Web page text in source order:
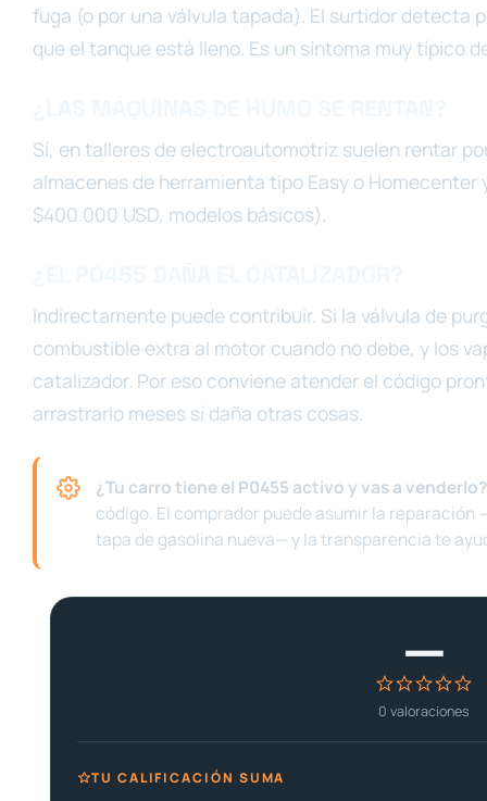
fuga (o por una válvula tapada). El surtidor detecta
que el tanque está lleno. Es un síntoma muy típico
Sí, en talleres de electroautomotriz suelen rentar
almacenes de herramienta tipo Easy o
$400.000 USD, modelos básicos).
Indirectamente puede contribuir. Si la válvula de
combustible extra al motor cuando no debe, y los
catalizador. Por eso conviene atender el código
arrastrarlo meses sí daña otras cosas.
¿Tu carro tiene el P0455 activo y vas a venderlo?
código. El comprador puede asumir la reparación
tapa de gasolina nueva— y la transparencia te
—
0 valoraciones
TU CALIFICACIÓN SUMA